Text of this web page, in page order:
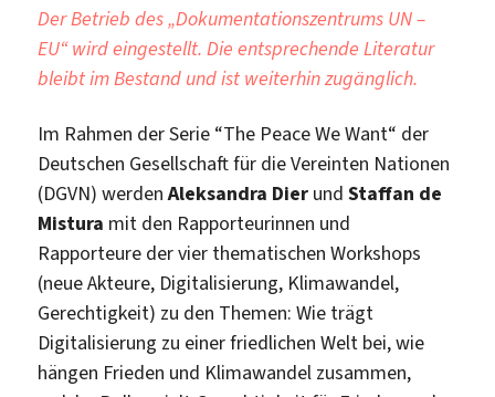
Befragung
Juli
–
2020
Der Betrieb des „Dokumentationszentrums UN –
EU“ wird eingestellt. Die entsprechende Literatur
bleibt im Bestand und ist weiterhin zugänglich.
Im Rahmen der Serie “The Peace We Want“ der
Deutschen Gesellschaft für die Vereinten Nationen
(DGVN) werdenAleksandra Dier undStaffan de
Mistura mit den Rapporteurinnen und
Rapporteure der vier thematischen Workshops
(neue Akteure, Digitalisierung, Klimawandel,
Gerechtigkeit) zu den Themen: Wie trägt
Digitalisierung zu einer friedlichen Welt bei, wie
hängen Frieden und Klimawandel zusammen,